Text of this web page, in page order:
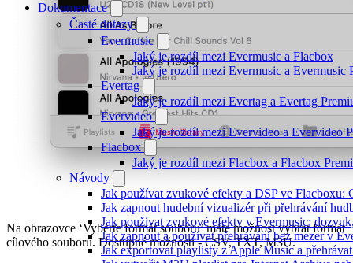
Dokumentace
Časté dotazy
Evermusic
Jaký je rozdíl mezi Evermusic a Flacbox
Jaký je rozdíl mezi Evermusic a Evermusic
Evertag
Jaký je rozdíl mezi Evertag a Evertag
Evervideo
Jaký je rozdíl mezi Evervideo a Evervideo
Flacbox
Jaký je rozdíl mezi Flacbox a Flacbox
Návody
Jak používat zvukové efekty a DSP ve Flacboxu:
Jak zapnout hudební vizualizér při přehrávání
Jak používat zvukové efekty v Evermusic:
Jak zapnout a používat přehrávání bez mezer v
Jak exportovat playlisty z Apple Music a
Na obrazovce ‘Vyberte formát souboru’ máte možnost vybrat formát
cílového souboru. Dostupné možnosti - CSV, TXT, M3U.